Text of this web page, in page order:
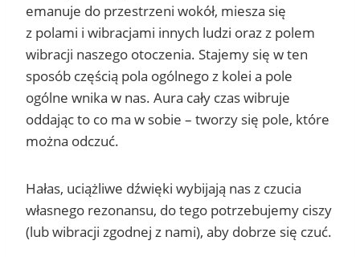
emanuje do przestrzeni wokół, miesza się
z polami i wibracjami innych ludzi oraz z polem
wibracji naszego otoczenia. Stajemy się w ten
sposób częścią pola ogólnego z kolei a pole
ogólne wnika w nas. Aura cały czas wibruje
oddając to co ma w sobie – tworzy się pole, które
można odczuć.
Hałas, uciążliwe dźwięki wybijają nas z czucia
własnego rezonansu, do tego potrzebujemy ciszy
(lub wibracji zgodnej z nami), aby dobrze się czuć.